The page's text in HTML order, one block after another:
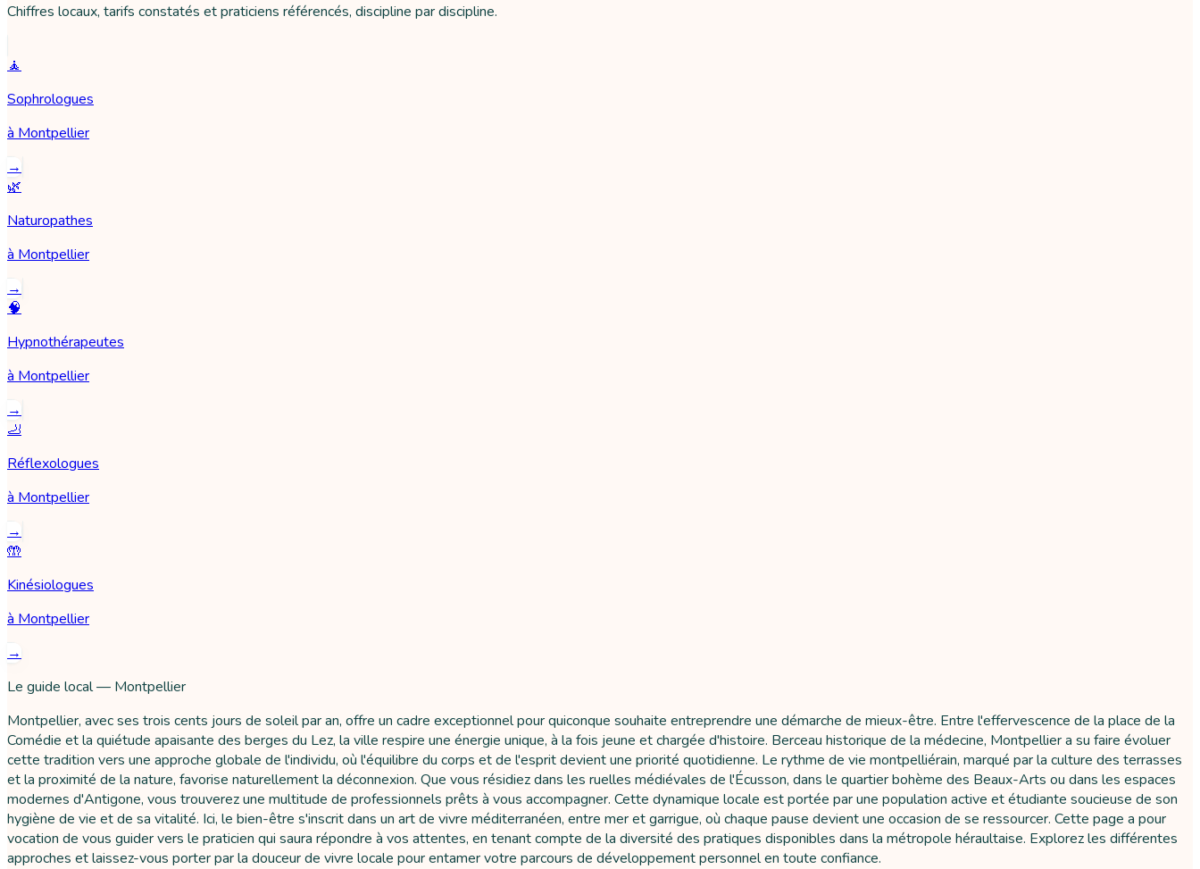
Chiffres locaux, tarifs constatés et praticiens référencés, discipline par discipline.
🧘
Sophrologues
à Montpellier
→
🌿
Naturopathes
à Montpellier
→
🧠
Hypnothérapeutes
à Montpellier
→
🦶
Réflexologues
à Montpellier
→
🤲
Kinésiologues
à Montpellier
→
Le guide local — Montpellier
Montpellier, avec ses trois cents jours de soleil par an, offre un cadre exceptionnel pour quiconque souhaite entreprendre une démarche de mieux-être. Entre l'effervescence de la place de la
Comédie et la quiétude apaisante des berges du Lez, la ville respire une énergie unique, à la fois jeune et chargée d'histoire. Berceau historique de la médecine, Montpellier a su faire évoluer
cette tradition vers une approche globale de l'individu, où l'équilibre du corps et de l'esprit devient une priorité quotidienne. Le rythme de vie montpelliérain, marqué par la culture des terrasses
et la proximité de la nature, favorise naturellement la déconnexion. Que vous résidiez dans les ruelles médiévales de l'Écusson, dans le quartier bohème des Beaux-Arts ou dans les espaces
modernes d'Antigone, vous trouverez une multitude de professionnels prêts à vous accompagner. Cette dynamique locale est portée par une population active et étudiante soucieuse de son
hygiène de vie et de sa vitalité. Ici, le bien-être s'inscrit dans un art de vivre méditerranéen, entre mer et garrigue, où chaque pause devient une occasion de se ressourcer. Cette page a pour
vocation de vous guider vers le praticien qui saura répondre à vos attentes, en tenant compte de la diversité des pratiques disponibles dans la métropole héraultaise. Explorez les différentes
approches et laissez-vous porter par la douceur de vivre locale pour entamer votre parcours de développement personnel en toute confiance.